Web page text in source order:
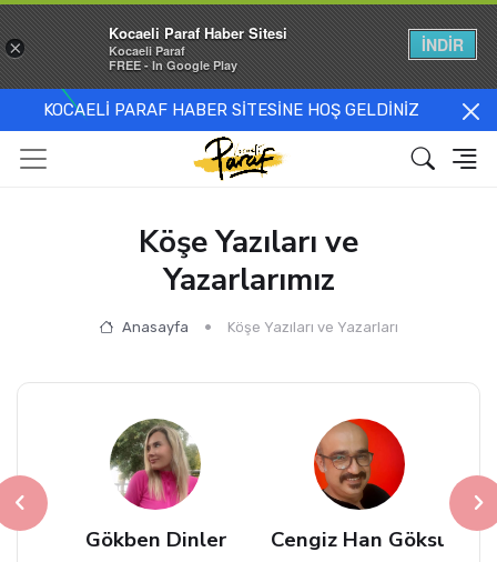
KOCAELİ PARAF HABER SİTESİNE HOŞ GELDİNİZ
Köşe Yazıları ve
Yazarlarımız
Anasayfa Köşe Yazıları ve Yazarları
Gökben Dinler Cengiz Han Göksu
×
Kocaeli Paraf Haber Sitesi
Kocaeli Paraf
FREE - In Google Play
İNDİR